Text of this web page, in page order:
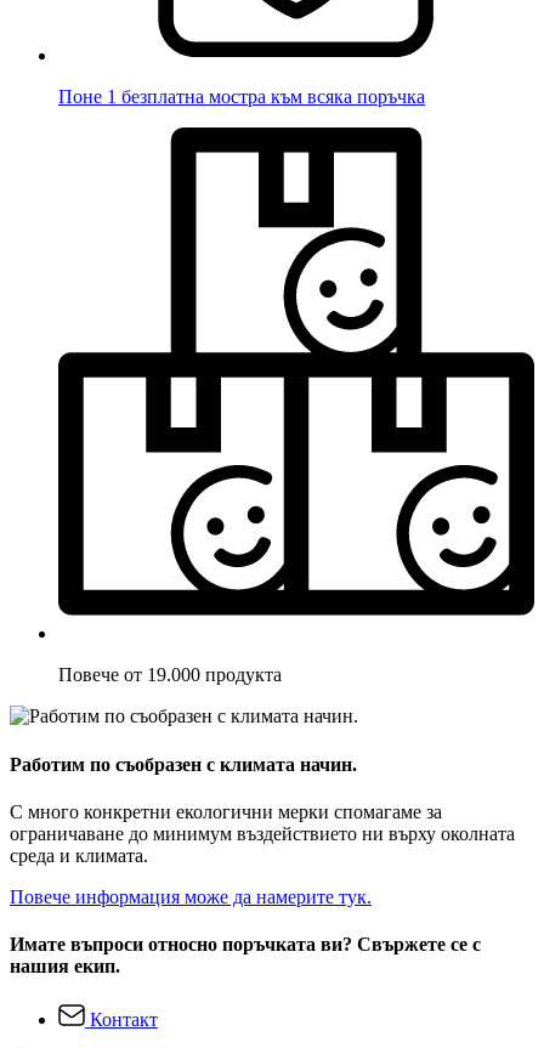
Поне 1 безплатна мостра към всяка поръчка
Повече от 19.000 продукта
Работим по съобразен с климата начин.
С много конкретни екологични мерки спомагаме за
ограничаване до минимум въздействието ни върху околната
среда и климата.
Повече информация може да намерите тук.
Имате въпроси относно поръчката ви? Свържете се с
нашия екип.
Контакт